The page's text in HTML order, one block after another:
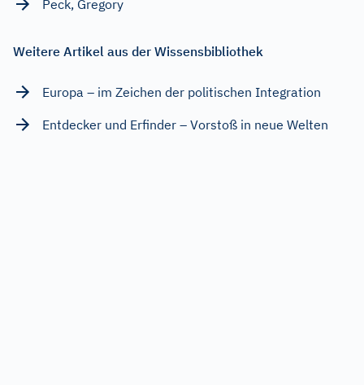
Peck, Gregory
Weitere Artikel aus der Wissensbibliothek
Europa – im Zeichen der politischen Integration
Entdecker und Erfinder – Vorstoß in neue Welten